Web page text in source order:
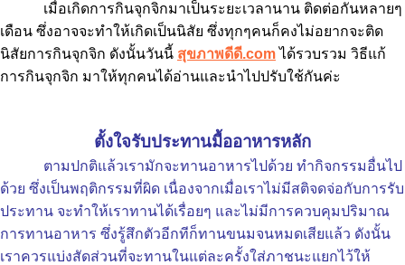
เมื่อเกิดการกินจุกจิกมาเป็นระยะเวลานาน ติดต่อกันหลายๆ
เดือน ซึ่งอาจจะทำให้เกิดเป็นนิสัย ซึ่งทุกๆคนก็คงไม่อยากจะติด
นิสัยการกินจุกจิก ดังนั้นวันนี้ สุขภาพดีดี.comได้รวบรวม วิธีแก้
การกินจุกจิก มาให้ทุกคนได้อ่านและนำไปปรับใช้กันค่ะ
ตั้งใจรับประทานมื้ออาหารหลัก
ตามปกติแล้วเรามักจะทานอาหารไปด้วย ทำกิจกรรมอื่นไป
ด้วย ซึ่งเป็นพฤติกรรมที่ผิด เนื่องจากเมื่อเราไม่มีสติจดจ่อกับการรับ
ประทาน จะทำให้เราทานได้เรื่อยๆ และไม่มีการควบคุมปริมาณ
การทานอาหาร ซึ่งรู้สึกตัวอีกทีก็ทานขนมจนหมดเสียแล้ว ดังนั้น
เราควรแบ่งสัดส่วนที่จะทานในแต่ละครั้งใส่ภาชนะแยกไว้ให้